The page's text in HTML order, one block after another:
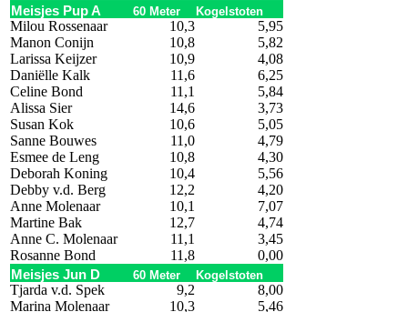
Meisjes Pup A 60 Meter Kogelstoten
Milou Rossenaar 10,3
5,95
Manon Conijn
10,8
5,82
Larissa Keijzer
10,9
4,08
Daniëlle Kalk
11,6
6,25
Celine Bond
11,1
5,84
Alissa Sier
14,6
3,73
Susan Kok
10,6
5,05
Sanne Bouwes
11,0
4,79
Esmee de Leng
10,8
4,30
Deborah Koning
10,4
5,56
Debby v.d. Berg
12,2
4,20
Anne Molenaar
10,1
7,07
Martine Bak
12,7
4,74
Anne C. Molenaar
11,1
3,45
Rosanne Bond
11,8 0,00
Meisjes Jun D 60 Meter Kogelstoten
Tjarda v.d. Spek 9,2
8,00
Marina Molenaar
10,3
5,46